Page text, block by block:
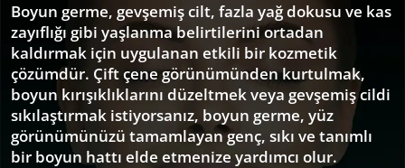
Boyun germe, gevşemiş cilt, fazla yağ dokusu ve kas
zayıflığı gibi yaşlanma belirtilerini ortadan
kaldırmak için uygulanan etkili bir kozmetik
çözümdür. Çift çene görünümünden kurtulmak,
boyun kırışıklıklarını düzeltmek veya gevşemiş cildi
sıkılaştırmak istiyorsanız, boyun germe, yüz
görünümünüzü tamamlayan genç, sıkı ve tanımlı
bir boyun hattı elde etmenize yardımcı olur.